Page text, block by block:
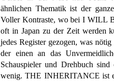
ähnlichen Thematik ist der
Voller Kontraste, wo bei I WILL
oft in Japan zu der Zeit werden
jedes Register gezogen, was
der einen an das
Schauspieler und Drehbuch
wenig. THE INHERITANCE ist